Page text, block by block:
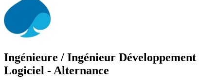
Ingénieure / Ingénieur Développement
Logiciel - Alternance